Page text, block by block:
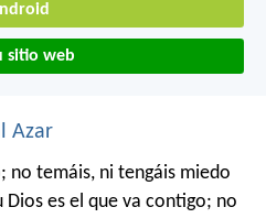
sitio web
Azar
no temáis, ni tengáis miedo
es el que va contigo; no